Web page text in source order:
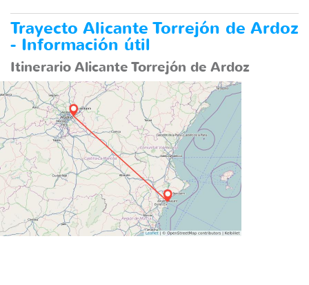
Trayecto Alicante Torrejón de Ardoz
- Información útil
Itinerario Alicante Torrejón de Ardoz